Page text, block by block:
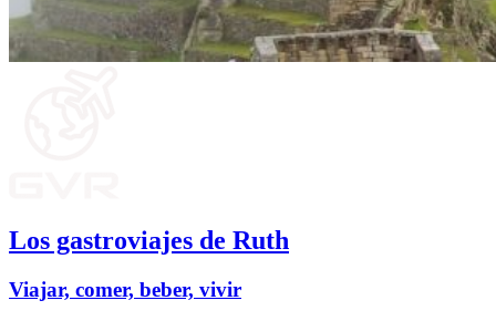
Los gastroviajes de Ruth
Viajar, comer, beber, vivir